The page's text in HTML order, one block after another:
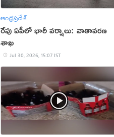
ఆంధ్రప్రదేశ్
రేపు ఏపీలో భారీ వర్షాలు: వాతావరణ
శాఖ
Jul 30, 2026, 15:07 IST